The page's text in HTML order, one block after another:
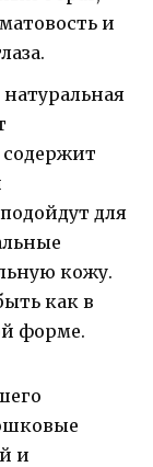
и
для
кожу.
как в
форме.
и